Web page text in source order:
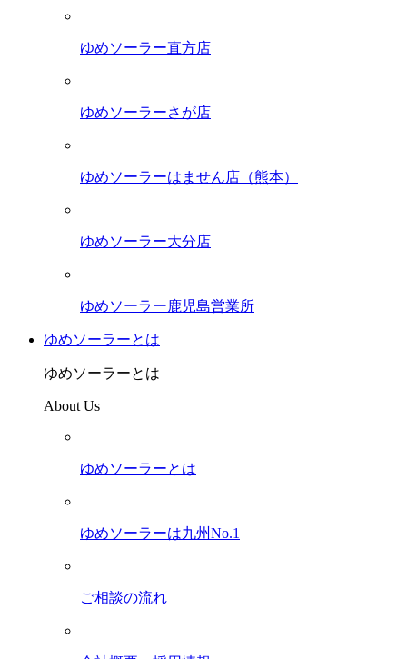
ゆめソーラー直方店
ゆめソーラーさが店
ゆめソーラーはません店（熊本）
ゆめソーラー大分店
ゆめソーラー鹿児島営業所
ゆめソーラーとは
ゆめソーラーとは
About Us
ゆめソーラーとは
ゆめソーラーは九州No.1
ご相談の流れ